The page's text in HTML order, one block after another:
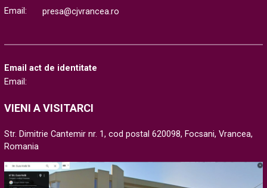
Email:
presa@cjvrancea.ro
Email act de identitate
Email:
VIENI A VISITARCI
Str. Dimitrie Cantemir nr. 1, cod postal 620098, Focsani, Vrancea,
Romania